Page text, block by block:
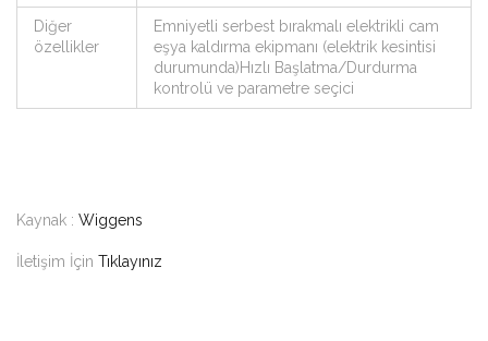
Diğer
özellikler
Emniyetli serbest bırakmalı elektrikli cam
eşya kaldırma ekipmanı (elektrik kesintisi
durumunda)Hızlı Başlatma/Durdurma
kontrolü ve parametre seçici
Kaynak : Wiggens
İletişim İçin Tıklayınız